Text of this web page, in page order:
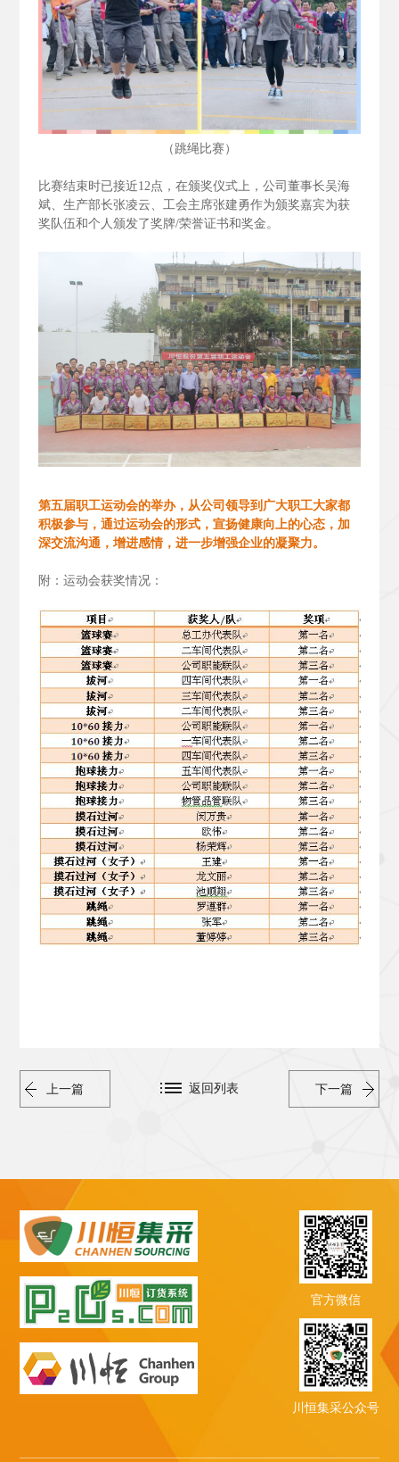
（跳绳比赛）
比赛结束时已接近12点，在颁奖仪式上，公司董事长吴海
斌、生产部长张凌云、工会主席张建勇作为颁奖嘉宾为获
奖队伍和个人颁发了奖牌/荣誉证书和奖金。
第五届职工运动会的举办，从公司领导到广大职工大家都
积极参与，通过运动会的形式，宣扬健康向上的心态，加
深交流沟通，增进感情，进一步增强企业的凝聚力。
附：运动会获奖情况：
上一篇 下一篇
返回列表
官方微信
川恒集采公众号